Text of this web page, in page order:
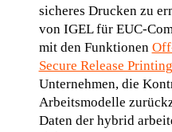
sicheres Drucken zu
von IGEL für EUC-
mit den Funktionen
Secure Release Printing
Unternehmen, die
Arbeitsmodelle
Daten der hybrid